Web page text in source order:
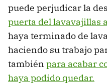
puede perjudicar la
puerta del lavavajillas
haya terminado de
haciendo su trabajo
también para acabar
haya podido quedar.